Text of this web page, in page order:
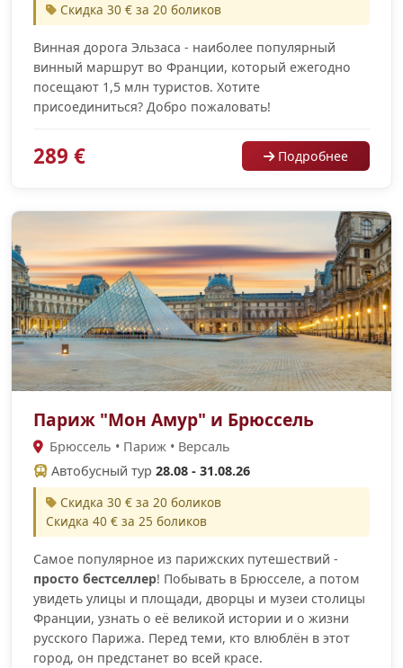
Скидка 30 € за 20 боликов
Винная дорога Эльзаса - наиболее популярный
винный маршрут во Франции, который ежегодно
посещают 1,5 млн туристов. Хотите
присоединиться? Добро пожаловать!
289 € Подробнее
Париж "Мон Амур" и Брюссель
Брюссель • Париж • Версаль
Автобусный тур 28.08 - 31.08.26
Скидка 30 € за 20 боликов
Скидка 40 € за 25 боликов
Самое популярное из парижских путешествий -
просто бестселлер! Побывать в Брюсселе, а потом
увидеть улицы и площади, дворцы и музеи столицы
Франции, узнать о её великой истории и о жизни
русского Парижа. Перед теми, кто влюблён в этот
город, он предстанет во всей красе.